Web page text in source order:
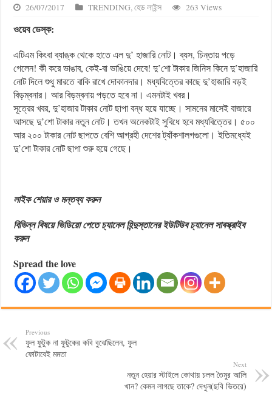
26/07/2017 TRENDING,হেড লাইন্স 263 Views
ওয়েব ডেস্ক:
এটিএম কিংবা ব্যাঙ্ক থেকে হাতে এল দু’ হাজারি নোট। ব্যস, চিন্তায় পড়ে
গেলেন! কী করে ভাঙাব, কেই-বা ভাঙিয়ে দেবে! দু’শো টাকার জিনিস কিনে দু’হাজারি
নোট দিলে শুধু মারতে বাকি রাখে দোকানদার। মধ্যবিত্তের কাছে দু’হাজারি বড়ই
বিড়ম্বনার। আর বিড়ম্বনায় পড়তে হবে না। এমনটাই খবর।
সূত্রের খবর, দু’হাজার টাকার নোট ছাপা বন্ধ হয়ে যাচ্ছে। সামনের মাসেই বাজারে
আসছে দু’শো টাকার নতুন নোট। তখন অনেকটাই সুবিধে হবে মধ্যবিত্তের। ৫০০
আর ২০০ টাকার নোট ছাপতে বেশি আগ্রহী দেশের ট্যাঁকশালগগুলো। ইতিমধ্যেই
দু’শো টাকার নোট ছাপা শুরু হয়ে গেছে।
লাইক শেয়ার ও মন্তব্য করুন
বিভিন্ন বিষয়ে ভিডিয়ো পেতে চ্যানেল হিন্দুস্তানের ইউটিউব চ্যানেল সাবস্ক্রাইব
করুন
Spread the love
Previous
ফুল ফুটুক না ফুটুকের কবি বুঝেছিলেন, ফুল
ফোটাবেই মমতা
Next
নতুন হেয়ার স্টাইলে কোথায় চলল তৈমুর আলি
খান? কেমন লাগছে তাকে? দেখুন(ছবি ভিতরে)